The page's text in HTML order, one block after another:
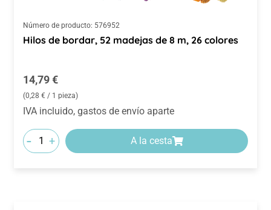
Número de producto: 576952
Hilos de bordar, 52 madejas de 8 m, 26 colores
Precio normal:
14,79 €
(0,28 € / 1 pieza)
IVA incluido, gastos de envío aparte
- + A la cesta